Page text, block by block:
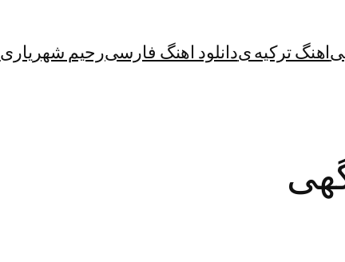
اهنگ ترکیه یدانلود اهنگ فارسیرحیم شهریاری